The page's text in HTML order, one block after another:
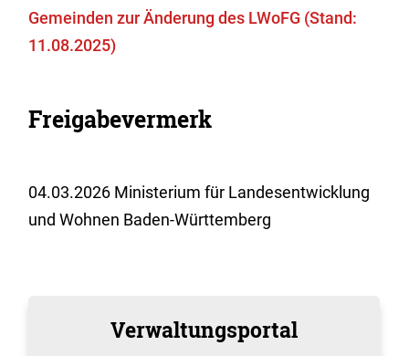
Gemeinden zur Änderung des LWoFG (Stand:
11.08.2025)
Freigabevermerk
04.03.2026 Ministerium für Landesentwicklung
und Wohnen Baden-Württemberg
Verwaltungsportal